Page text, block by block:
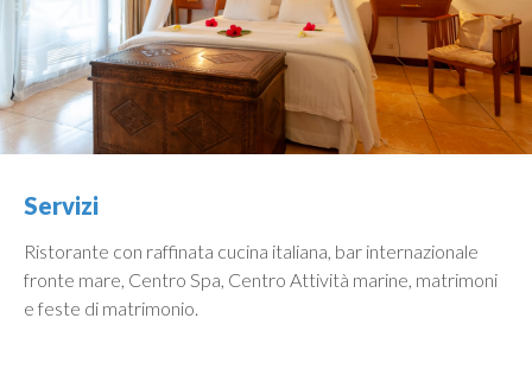
Servizi
Ristorante con raffinata cucina italiana, bar internazionale
fronte mare, Centro Spa, Centro Attività marine, matrimoni
e feste di matrimonio.